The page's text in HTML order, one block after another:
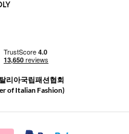
리아국립패션협회
of Italian Fashion)